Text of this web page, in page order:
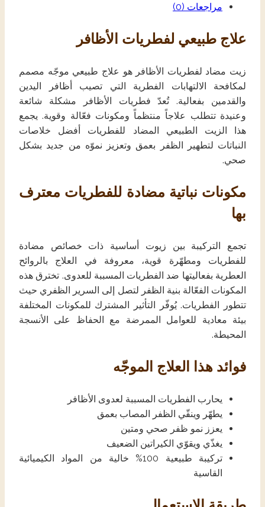
مراجعات (0)
علاج طبيعي لفطريات الأظافر
زيت مضاد لفطريات الأظافر هو علاج طبيعي موجّه مصمم
لمكافحة الالتهابات الفطرية التي تصيب أظافر اليدين
والقدمين بفعالية. تُعدّ فطريات الأظافر مشكلة شائعة
وعنيدة تتطلب علاجاً منتظماً ومكونات فعّالة وقوية. يجمع
هذا الزيت الطبيعي المضاد للفطريات أفضل خلاصات
النباتات لتطهير الظفر بعمق وتعزيز نموّه من جديد بشكل
صحي.
مكونات نباتية مضادة للفطريات معترف
بها
تجمع التركيبة بين زيوت أساسية ذات خصائص مضادة
للفطريات ومطهّرة قوية، معروفة في العلاج بالروائح
العطرية بفعاليتها ضد الفطريات المسببة للعدوى. تخترق هذه
المكونات الفعّالة بنية الظفر لتصل إلى السرير الظفري حيث
تتطور الفطريات. يُوفّر التأثير المشترك للمكونات المختلفة
بيئة معادية للعوامل الممرضة مع الحفاظ على الأنسجة
المحيطة.
فوائد هذا العلاج الموجّه
يحارب الفطريات المسببة لعدوى الأظافر
يطهّر وينقّي الظفر المصاب بعمق
يعزز نمو ظفر صحي ومتين
يغذّي ويقوّي الكيراتين الضعيف
تركيبة طبيعية 100% خالية من المواد الكيميائية
القاسية